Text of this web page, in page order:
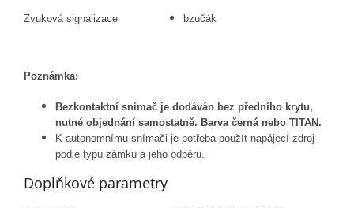
Zvuková signalizace bzučák
Poznámka:
Bezkontaktní snímač je dodáván bez předního krytu,
nutné objednání samostatně. Barva černá nebo TITAN.
K autonomnímu snímači je potřeba použít napájecí zdroj
podle typu zámku a jeho odběru.
Doplňkové parametry